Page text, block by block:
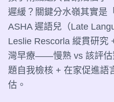
遲緩？關鍵分水嶺其實是
ASHA 遲語兒（Late
Leslie Rescorla 縱貫研究
灣早療——慢熟 vs 該評估
題自我檢核 + 在家促進語
估。